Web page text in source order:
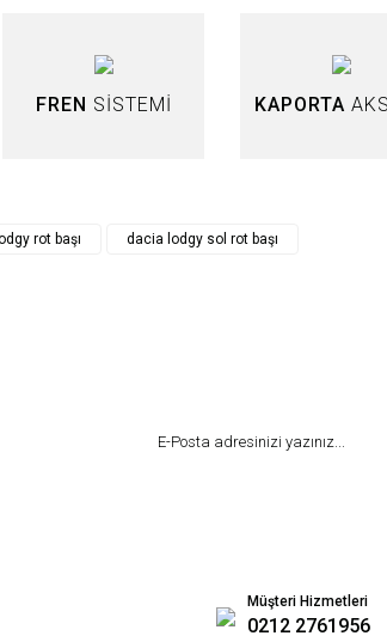
DELPHI
FREN SİSTEMİ KAPORTA
rot başı dacia lodgy sol rot başı
Müşteri Hizmetleri
0212 2761956